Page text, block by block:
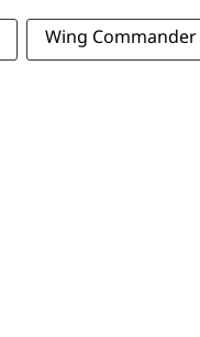
Wing Commander